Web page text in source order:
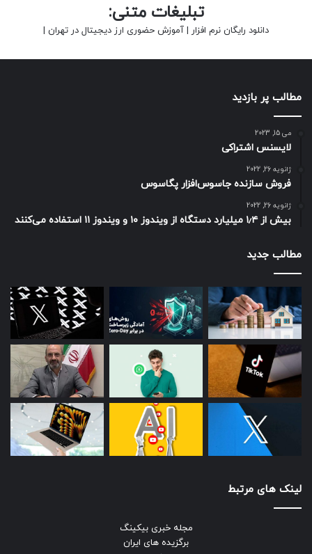
تبلیغات متنی:
دانلود رایگان نرم افزار | آموزش حضوری ارز دیجیتال در تهران |
مطالب پر بازدید
می 15, 2023
لایسنس اشتراکی
ژانویه 26, 2022
فروش سازنده جاسوس‌افزار پگاسوس
ژانویه 26, 2022
بیش از ۱٫۴ میلیارد دستگاه از ویندوز ۱۰ و ویندوز ۱۱ استفاده می‌کنند
مطالب جدید
لینک های مرتبط
مجله خبری بیکینگ
برگزیده های ایران